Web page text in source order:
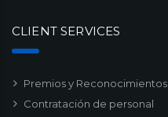
CLIENT SERVICES
Premios y Reconocimientos
Contratación de personal